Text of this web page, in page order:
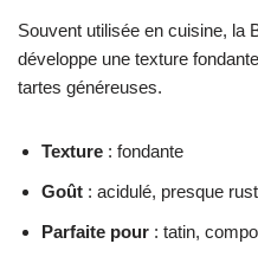
Souvent utilisée en cuisine, la
développe une texture
tartes généreuses.
Texture : fondante
Goût : acidulé, presque
Parfaite pour : tatin,